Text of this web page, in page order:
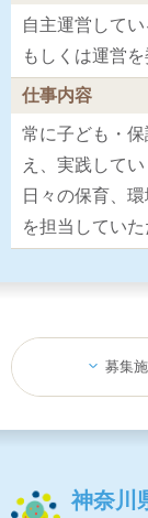
自主運営して
もしくは運営
仕事内容
常に子ども・
え、実践してい
日々の保育、
を担当していた
募集
神奈川